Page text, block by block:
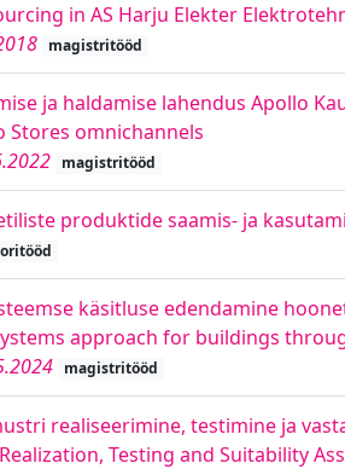
in AS Harju Elekter
magistritööd
ja haldamise lahendus Apollo
Stores omnichannels
magistritööd
produktide saamis- ja
käsitluse edendamine
approach for buildings
magistritööd
realiseerimine, testimine ja
Testing and Suitability